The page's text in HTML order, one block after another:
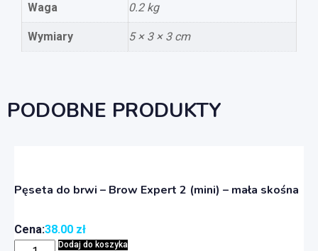
Waga 0.2 kg
Wymiary 5 × 3 × 3 cm
PODOBNE PRODUKTY
Pęseta do brwi – Brow Expert 2 (mini) – mała skośna
Cena:38.00 zł
Dodaj do koszyka